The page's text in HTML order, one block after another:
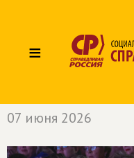
≡
07 июня 2026